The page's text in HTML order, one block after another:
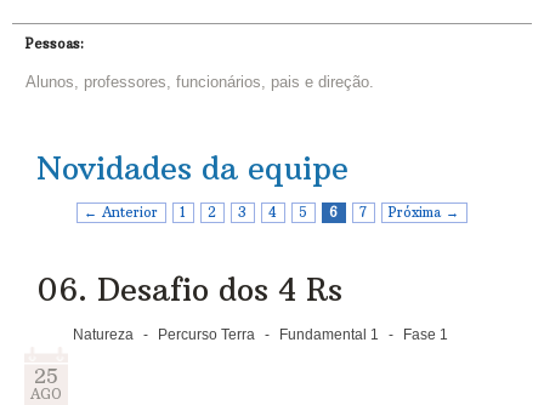
Pessoas:
Alunos, professores, funcionários, pais e direção.
Novidades da equipe
← Anterior 1 2 3 4 5 6 7 Próxima →
06. Desafio dos 4 Rs
Natureza - Percurso Terra - Fundamental 1 - Fase 1
25
AGO